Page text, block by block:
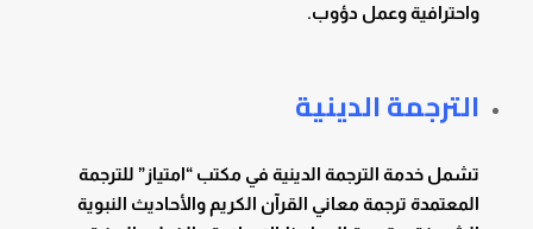
واحترافية وعمل دؤوب.
الترجمة الدينية
تشمل خدمة الترجمة الدينية في مكتب “امتياز” للترجمة
المعتمدة ترجمة معاني القرآن الكريم والأحاديث النبوية